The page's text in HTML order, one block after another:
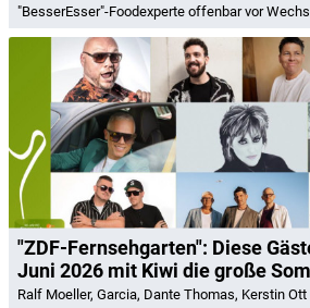
"BesserEsser"-Foodexperte offenbar vor
"ZDF-Fernsehgarten": Diese
Juni 2026 mit Kiwi die große
Ralf Moeller, Garcia, Dante Thomas, Kerstin